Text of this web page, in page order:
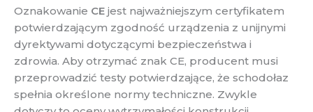
Oznakowanie CE jest najważniejszym certyfikatem
potwierdzającym zgodność urządzenia z unijnymi
dyrektywami dotyczącymi bezpieczeństwa i
zdrowia. Aby otrzymać znak CE, producent musi
przeprowadzić testy potwierdzające, że schodołaz
spełnia określone normy techniczne. Zwykle